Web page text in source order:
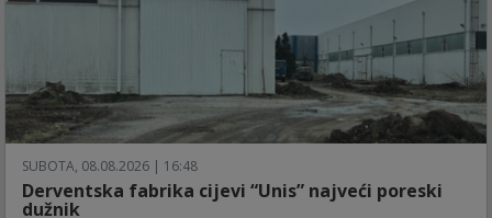
SUBOTA, 08.08.2026 | 16:48
Derventska fabrika cijevi “Unis” najveći poreski
dužnik